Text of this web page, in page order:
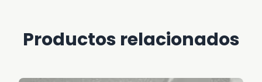
Productos relacionados